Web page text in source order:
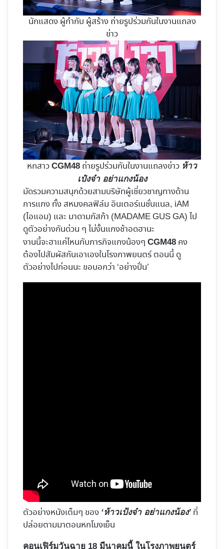
นักแสดง ผู้กำกับ ผู้สร้าง ถ่ายรูปร่วมกันในงานแถลง
ข่าว
หกสาว CGM48 ถ่ายรูปร่วมกันในงานแถลงข่าว ห้าว
เป๋งจ๋า อย่าแกงน้อง
มัดรวมความสนุกด้วยสามบริษัทผู้เชี่ยวชาญทางด้าน
การแกง ทั้ง สหมงคลฟิล์ม อินเตอร์เนชั่นแนล, iAM
(ไอแอม) และ มาดามกัสก้า (MADAME GUS GA) ไป
ดูตัวอย่างกันด่วน ๆ ไม่งั้นแกงช้าอดฮานะ
งานนี้จะฮาแค่ไหนกับภารกิจแกงน้องๆ CGM48 คง
ต้องไปสัมผัสกันเอาเองในโรงภาพยนตร์ ตอนนี้ ดู
ตัวอย่างไปก่อนนะ ขอบอกว่า ‘อย่างปั่น’
ตัวอย่างหนังเต็มๆ ของ ‘ห้าวเป้งจ๋า อย่าแกงน้อง’ ที่
ปล่อยตามมาตอนหกโมงเย็น
คอนเฟิร์มวันฉาย 18 มีนาคมนี้ ในโรงภาพยนตร์